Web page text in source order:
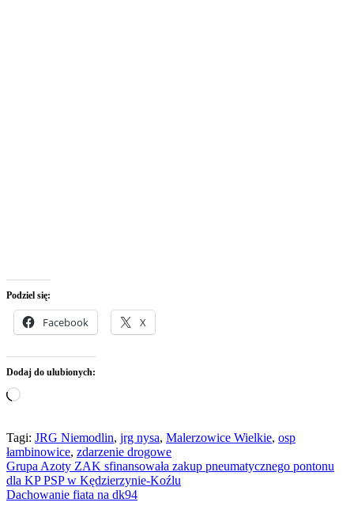
Podziel się:
Facebook X
Dodaj do ulubionych:
Wczytywanie…
Tagi: JRG Niemodlin, jrg nysa, Malerzowice Wielkie, osp
łambinowice, zdarzenie drogowe
Nawigacja
wpisu
Grupa Azoty ZAK sfinansowała zakup pneumatycznego pontonu
dla KP PSP w Kędzierzynie-Koźlu
Dachowanie fiata na dk94